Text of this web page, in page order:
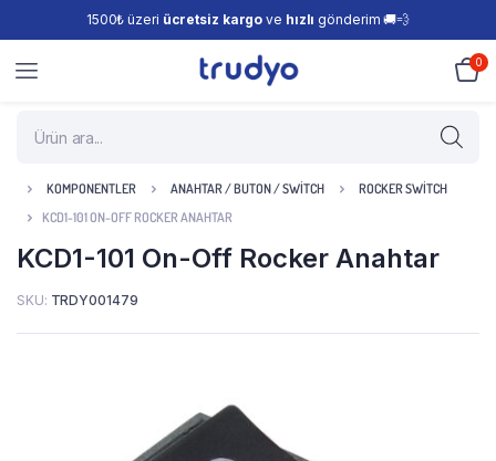
1500₺ üzeri ücretsiz kargo ve hızlı gönderim 🚚💨
0
KOMPONENTLER ANAHTAR / BUTON / SWITCH
ROCKER SWITCH
KCD1-101 ON-OFF ROCKER ANAHTAR
KCD1-101 On-Off Rocker Anahtar
SKU: TRDY001479